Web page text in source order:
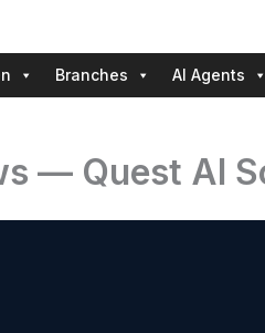
Branches AI Agents
— Quest AI